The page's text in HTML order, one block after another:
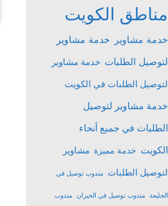
مناطق الكويت
خدمة مشاوير
خدمة مشاوير
لتوصيل الطلبات خدمة مشاوير
لتوصيل الطلبات في الكويت
خدمة مشاوير لتوصيل
الطلبات في جميع أنحاء
الكويت خدمة مميزة مشاوير
لتوصيل الطلبات مندوب توصيل في
الجليعة مندوب توصيل في الخيران مندوب